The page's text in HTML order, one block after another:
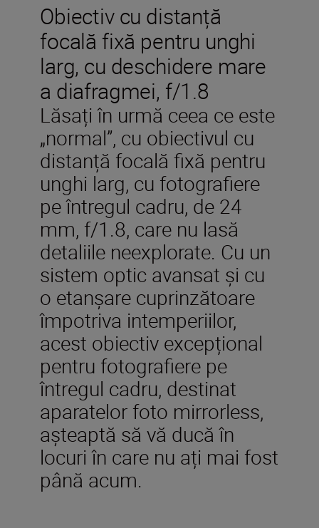
Obiectiv cu distanță
focală fixă pentru unghi
larg, cu deschidere mare
a diafragmei, f/1.8
Lăsați în urmă ceea ce este
„normal”, cu obiectivul cu
distanță focală fixă pentru
unghi larg, cu fotografiere
pe întregul cadru, de 24
mm, f/1.8, care nu lasă
detaliile neexplorate. Cu un
sistem optic avansat și cu
o etanșare cuprinzătoare
împotriva intemperiilor,
acest obiectiv excepțional
pentru fotografiere pe
întregul cadru, destinat
aparatelor foto mirrorless,
așteaptă să vă ducă în
locuri în care nu ați mai fost
până acum.